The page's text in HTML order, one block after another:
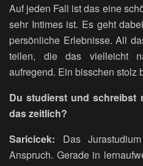
Auf jeden Fall ist das eine
sehr Intimes ist. Es geht
persönliche Erlebnisse. All
teilen, die das vielleicht
aufregend. Ein bisschen stolz
Du studierst und schreibst
das zeitlich?
Saricicek: Das
Anspruch. Gerade in